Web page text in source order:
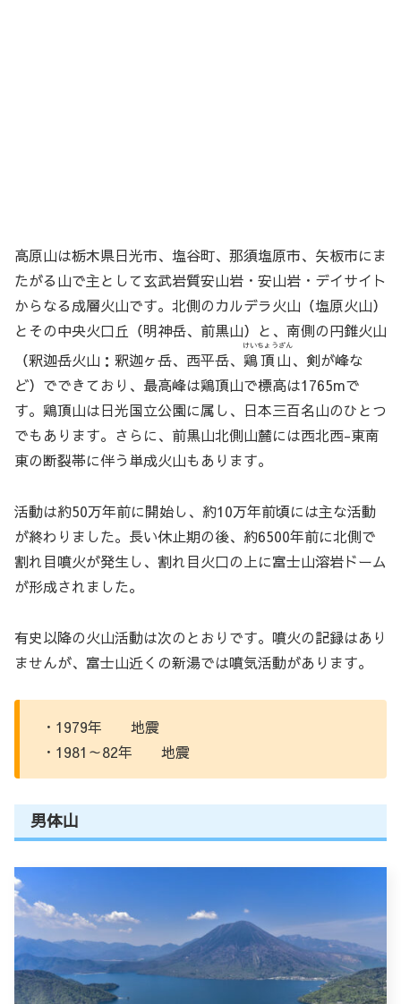
高原山は栃木県日光市、塩谷町、那須塩原市、矢板市にま
たがる山で主として玄武岩質安山岩・安山岩・デイサイト
からなる成層火山です。北側のカルデラ火山（塩原火山）
とその中央火口丘（明神岳、前黒山）と、南側の円錐火山
（釈迦岳火山：釈迦ヶ岳、西平岳、 鶏頂山
けいちょうざん
、剣が峰な
ど）でできており、最高峰は鶏頂山で標高は1765mで
す。鶏頂山は日光国立公園に属し、日本三百名山のひとつ
でもあります。さらに、前黒山北側山麓には西北西-東南
東の断裂帯に伴う単成火山もあります。
活動は約50万年前に開始し、約10万年前頃には主な活動
が終わりました。長い休止期の後、約6500年前に北側で
割れ目噴火が発生し、割れ目火口の上に富士山溶岩ドーム
が形成されました。
有史以降の火山活動は次のとおりです。噴火の記録はあり
ませんが、富士山近くの新湯では噴気活動があります。
・1979年 地震
・1981～82年 地震
男体山